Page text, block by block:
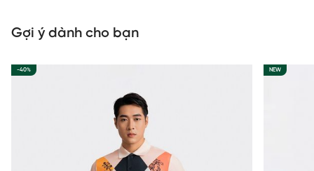
Gợi ý dành cho bạn
-40% NEW